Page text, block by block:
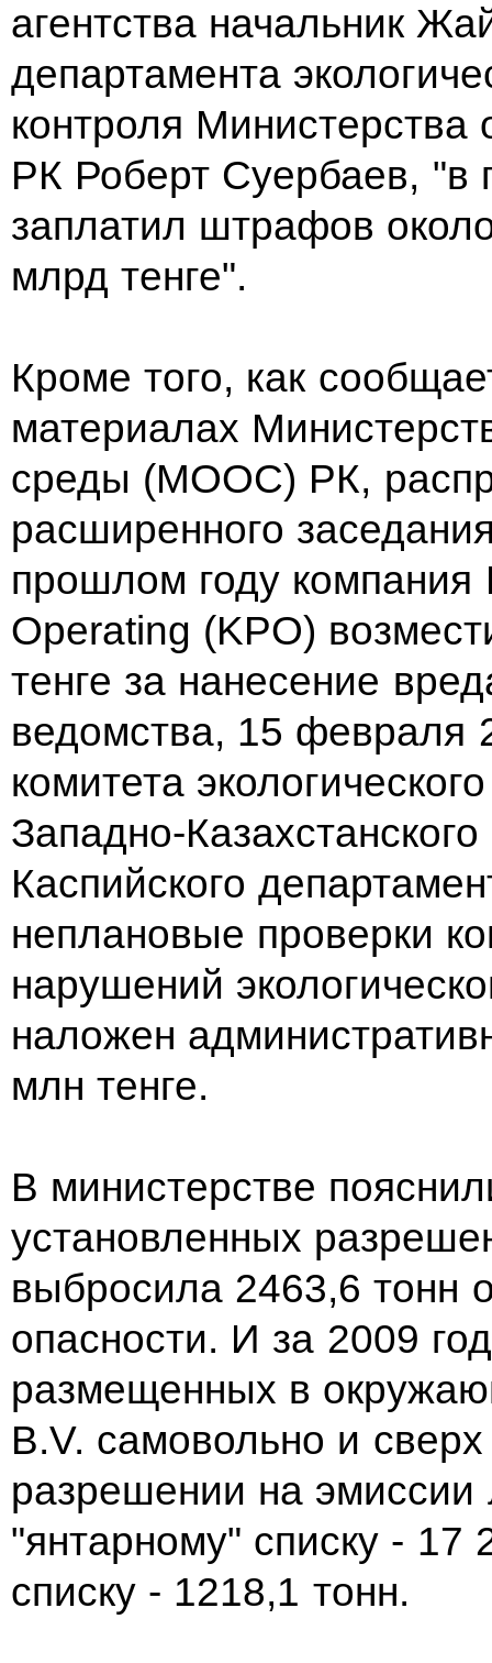
агентства начальник
департамента
контроля
РК Роберт Суербаев, "в
заплатил штрафов
млрд тенге".
Кроме того, как
материалах
среды (МООС) РК,
расширенного
прошлом году
Operating (KPO)
тенге за нанесение
ведомства, 15 февраля
комитета
Западно-
Каспийского
неплановые проверки
нарушений
наложен
млн тенге.
В министерстве
установленных
выбросила 2463,6 тонн
опасности. И за 2009
размещенных в
B.V. самовольно и
разрешении на эмиссии
"янтарному" списку - 17
списку - 1218,1 тонн.